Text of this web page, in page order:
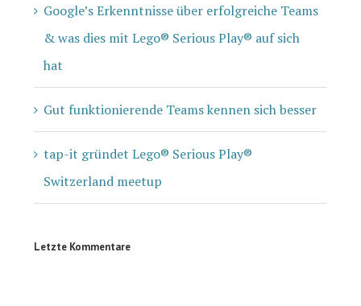
Google’s Erkenntnisse über erfolgreiche Teams
& was dies mit Lego® Serious Play® auf sich
hat
Gut funktionierende Teams kennen sich besser
tap-it gründet Lego® Serious Play®
Switzerland meetup
Letzte Kommentare